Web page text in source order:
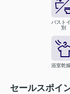
バスト
別
浴室乾
セールスポイ